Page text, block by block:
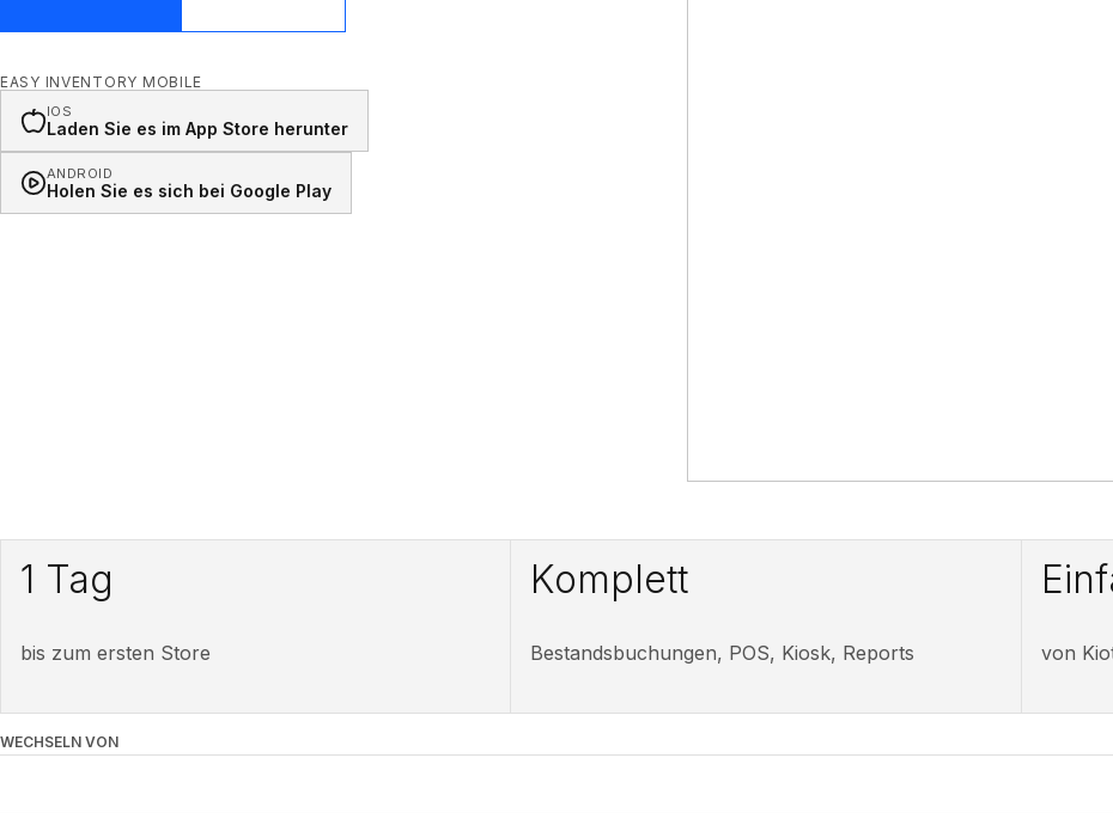
EASY INVENTORY MOBILE
IOS
Laden Sie es im App Store herunter
ANDROID
Holen Sie es sich bei Google Play
1 Tag
bis zum ersten Store
Komplett
Bestandsbuchungen, POS, Kiosk, Reports von
WECHSELN VON